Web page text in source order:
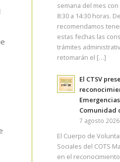
semana del mes
8:30 a 14:30 horas.
recomendamos
estas fechas las
trámites
retomarán el […]
El CTSV
Comunidad
7 agosto
El Cuerpo de
Sociales del COTS
en el